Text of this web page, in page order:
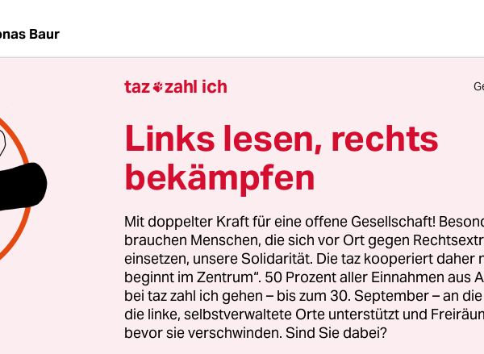
Baur
Ausbeutung der Crew und die Bedrohung der
Fischerei in Ostafrika: Die NGO Environmental Justice
(EJF) berichtet über Raubzüge der chinesischen
im südwestlichen Indischen Ozean. Seit 2020 hat EJF
Untersuchungen durchgeführt und dabei unter
der Schiffe ausgewertet.
der „Belt and Road Initiative“ (BRI), besser bekannt als
habe China massiv in die Fischerei im
Indischen Ozean investiert. Laut der EJF-Studie kommen
Investitionen den lokalen Fischergemeinden keineswegs
würden der traditionellen Fischerei dieser Länder schaden,
taz zahl ich
Links lesen, rechts
bekämpfen
Mit doppelter Kraft für eine offene Gesellschaft!
brauchen Menschen, die sich vor Ort gegen
einsetzen, unsere Solidarität. Die taz kooperiert daher
beginnt im Zentrum“. 50 Prozent aller Einnahmen aus
bei taz zahl ich gehen – bis zum 30. September – an
die linke, selbstverwaltete Orte unterstützt und
bevor sie verschwinden. Sind Sie dabei?